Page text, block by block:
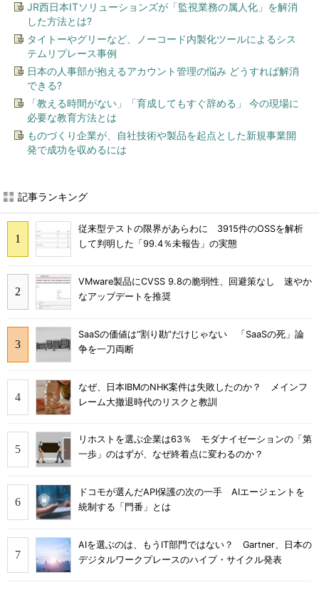
JR西日本ITソリューションズが「監視業務の属人化」を解消
した方法とは?
タイトーやグリーなど、ノーコード内製化ツールによるシス
テムリプレース事例
日本の人事部が抱えるアカウント管理の悩み どうすれば解消
できる?
「教える時間がない」「育成してもすぐ辞める」 今の現場に
必要な教育方法とは
ものづくり企業が、自社技術や製品を起点とした新規事業開
発で成功を収めるには
記事ランキング
従来型テストの限界があらわに 3915件のOSSを解析
して判明した「99.4％未報告」の実態
VMware製品にCVSS 9.8の脆弱性、回避策なし 速やか
なアップデートを推奨
SaaSの価値は“割り勘”だけじゃない 「SaaSの死」論
争を一刀両断
なぜ、日本IBMのNHK案件は失敗したのか？ メインフ
レーム大撤退時代のリスクと教訓
リホストを選ぶ企業は63％ モダナイゼーションの「第
一歩」のはずが、なぜ終着点に変わるのか？
ドコモが選んだAPI保護の次の一手 AIエージェントを
統制する「門番」とは
AIを選ぶのは、もうIT部門ではない？ Gartner、日本の
デジタルワークプレースのハイプ・サイクル発表